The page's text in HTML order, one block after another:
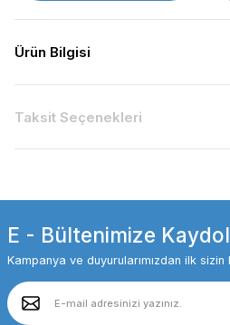
Ürün Bilgisi
Taksit Seçenekleri
E - Bültenimize
Kampanya ve duyurularımızdan ilk sizin